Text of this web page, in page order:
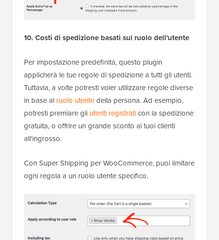
10. Costi di spedizione basati sul ruolo dell'utente
Per impostazione predefinita, questo plugin
applicherà le tue regole di spedizione a tutti gli utenti.
Tuttavia, a volte potresti voler utilizzare regole diverse
in base al ruolo utentedella persona. Ad esempio,
potresti premiare gli utenti registraticon la spedizione
gratuita, o offrire un grande sconto ai tuoi clienti
all'ingrosso.
Con Super Shipping per WooCommerce, puoi limitare
ogni regola a un ruolo utente specifico.